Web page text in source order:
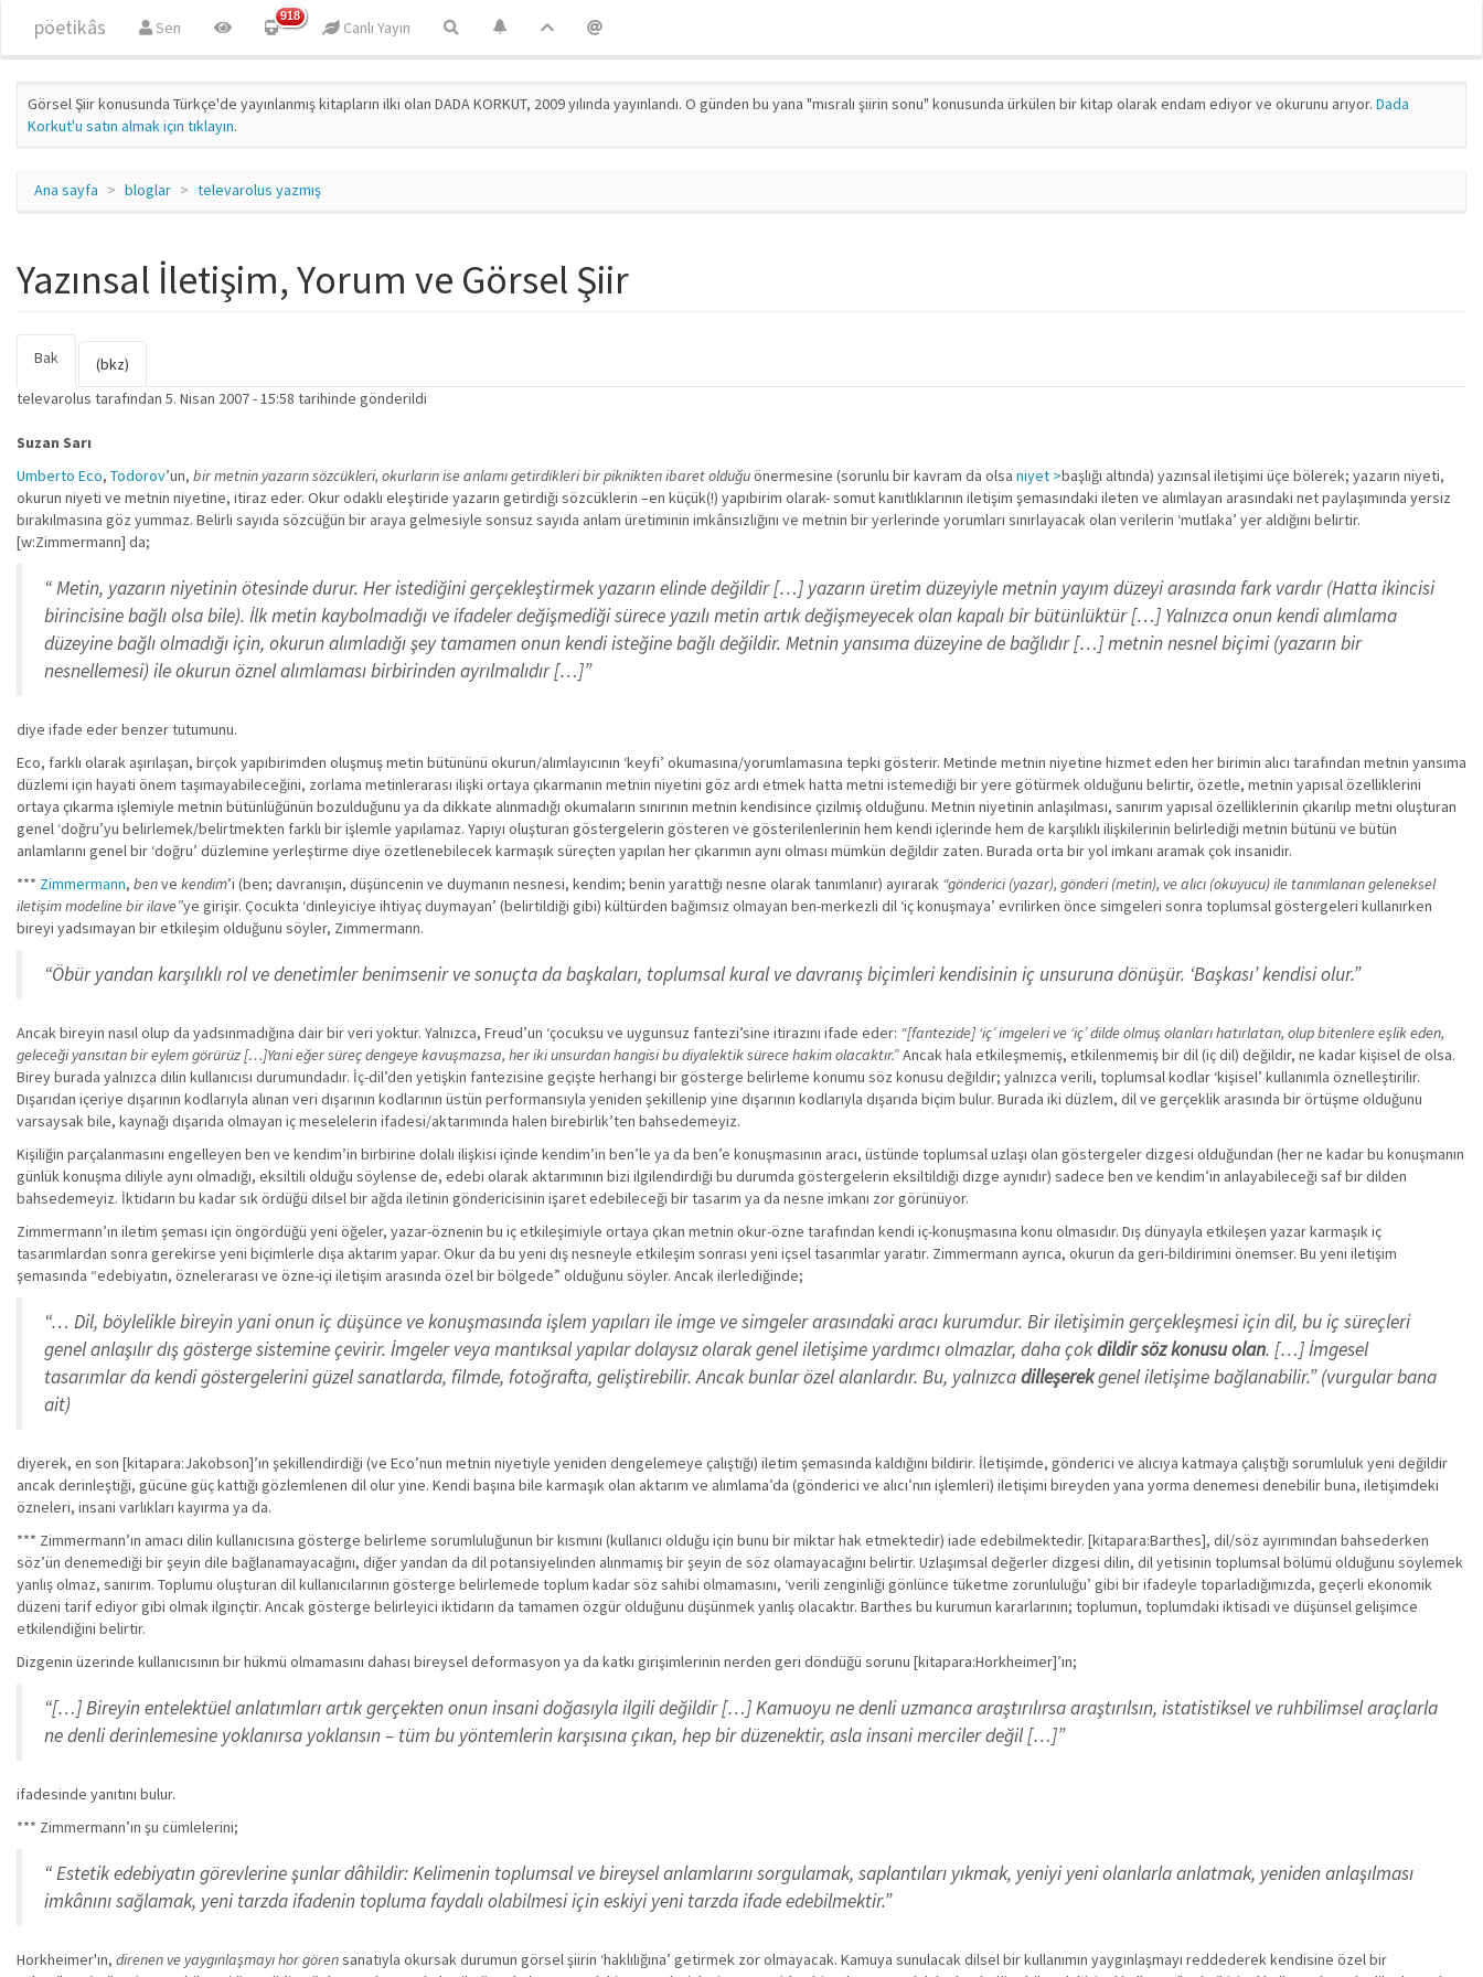
pöetikâs Sen
918
Canlı Yayın
Görsel Şiir konusunda Türkçe'de yayınlanmış kitapların ilki olan DADA KORKUT, 2009 yılında yayınlandı. O günden bu yana "mısralı şiirin sonu" konusunda ürkülen bir kitap olarak endam ediyor ve okurunu arıyor. Dada
Korkut'u satın almak için tıklayın.
Ana sayfa bloglar televarolus yazmış
Yazınsal İletişim, Yorum ve Görsel Şiir
Birincil sekmeler
Bak
sekme)
(bkz)
televarolus tarafından 5. Nisan 2007 - 15:58 tarihinde gönderildi
Suzan Sarı
Umberto Eco, Todorov’un, bir metnin yazarın sözcükleri, okurların ise anlamı getirdikleri bir piknikten ibaret olduğuönermesine (sorunlu bir kavram da olsa niyet >başlığı altında) yazınsal iletişimi üçe bölerek; yazarın niyeti,
okurun niyeti ve metnin niyetine, itiraz eder. Okur odaklı eleştiride yazarın getirdiği sözcüklerin –en küçük(!) yapıbirim olarak- somut kanıtlıklarının iletişim şemasındaki ileten ve alımlayan arasındaki net paylaşımında yersiz
bırakılmasına göz yummaz. Belirli sayıda sözcüğün bir araya gelmesiyle sonsuz sayıda anlam üretiminin imkânsızlığını ve metnin bir yerlerinde yorumları sınırlayacak olan verilerin ‘mutlaka’ yer aldığını belirtir.
[w:Zimmermann] da;
“ Metin, yazarın niyetinin ötesinde durur. Her istediğini gerçekleştirmek yazarın elinde değildir […] yazarın üretim düzeyiyle metnin yayım düzeyi arasında fark vardır (Hatta ikincisi
birincisine bağlı olsa bile). İlk metin kaybolmadığı ve ifadeler değişmediği sürece yazılı metin artık değişmeyecek olan kapalı bir bütünlüktür […] Yalnızca onun kendi alımlama
düzeyine bağlı olmadığı için, okurun alımladığı şey tamamen onun kendi isteğine bağlı değildir. Metnin yansıma düzeyine de bağlıdır […] metnin nesnel biçimi (yazarın bir
nesnellemesi) ile okurun öznel alımlaması birbirinden ayrılmalıdır […]”
diye ifade eder benzer tutumunu.
Eco, farklı olarak aşırılaşan, birçok yapıbirimden oluşmuş metin bütününü okurun/alımlayıcının ‘keyfi’ okumasına/yorumlamasına tepki gösterir. Metinde metnin niyetine hizmet eden her birimin alıcı tarafından metnin yansıma
düzlemi için hayati önem taşımayabileceğini, zorlama metinlerarası ilişki ortaya çıkarmanın metnin niyetini göz ardı etmek hatta metni istemediği bir yere götürmek olduğunu belirtir, özetle, metnin yapısal özelliklerini
ortaya çıkarma işlemiyle metnin bütünlüğünün bozulduğunu ya da dikkate alınmadığı okumaların sınırının metnin kendisince çizilmiş olduğunu. Metnin niyetinin anlaşılması, sanırım yapısal özelliklerinin çıkarılıp metni oluşturan
genel ‘doğru’yu belirlemek/belirtmekten farklı bir işlemle yapılamaz. Yapıyı oluşturan göstergelerin gösteren ve gösterilenlerinin hem kendi içlerinde hem de karşılıklı ilişkilerinin belirlediği metnin bütünü ve bütün
anlamlarını genel bir ‘doğru’ düzlemine yerleştirme diye özetlenebilecek karmaşık süreçten yapılan her çıkarımın aynı olması mümkün değildir zaten. Burada orta bir yol imkanı aramak çok insanidir.
*** Zimmermann, benve kendim’i (ben; davranışın, düşüncenin ve duymanın nesnesi, kendim; benin yarattığı nesne olarak tanımlanır) ayırarak “gönderici (yazar), gönderi (metin), ve alıcı (okuyucu) ile tanımlanan geleneksel
iletişim modeline bir ilave”ye girişir. Çocukta ‘dinleyiciye ihtiyaç duymayan’ (belirtildiği gibi) kültürden bağımsız olmayan ben-merkezli dil ‘iç konuşmaya’ evrilirken önce simgeleri sonra toplumsal göstergeleri kullanırken
bireyi yadsımayan bir etkileşim olduğunu söyler, Zimmermann.
“Öbür yandan karşılıklı rol ve denetimler benimsenir ve sonuçta da başkaları, toplumsal kural ve davranış biçimleri kendisinin iç unsuruna dönüşür. ‘Başkası’ kendisi olur.”
Ancak bireyin nasıl olup da yadsınmadığına dair bir veri yoktur. Yalnızca, Freud’un ‘çocuksu ve uygunsuz fantezi’sine itirazını ifade eder: “[fantezide] ‘iç’ imgeleri ve ‘iç’ dilde olmuş olanları hatırlatan, olup bitenlere eşlik eden,
geleceği yansıtan bir eylem görürüz […]Yani eğer süreç dengeye kavuşmazsa, her iki unsurdan hangisi bu diyalektik sürece hakim olacaktır.”Ancak hala etkileşmemiş, etkilenmemiş bir dil (iç dil) değildir, ne kadar kişisel de olsa.
Birey burada yalnızca dilin kullanıcısı durumundadır. İç-dil’den yetişkin fantezisine geçişte herhangi bir gösterge belirleme konumu söz konusu değildir; yalnızca verili, toplumsal kodlar ‘kişisel’ kullanımla öznelleştirilir.
Dışarıdan içeriye dışarının kodlarıyla alınan veri dışarının kodlarının üstün performansıyla yeniden şekillenip yine dışarının kodlarıyla dışarıda biçim bulur. Burada iki düzlem, dil ve gerçeklik arasında bir örtüşme olduğunu
varsaysak bile, kaynağı dışarıda olmayan iç meselelerin ifadesi/aktarımında halen birebirlik’ten bahsedemeyiz.
Kişiliğin parçalanmasını engelleyen ben ve kendim’in birbirine dolalı ilişkisi içinde kendim’in ben’le ya da ben’e konuşmasının aracı, üstünde toplumsal uzlaşı olan göstergeler dizgesi olduğundan (her ne kadar bu konuşmanın
günlük konuşma diliyle aynı olmadığı, eksiltili olduğu söylense de, edebi olarak aktarımının bizi ilgilendirdiği bu durumda göstergelerin eksiltildiği dizge aynıdır) sadece ben ve kendim’in anlayabileceği saf bir dilden
bahsedemeyiz. İktidarın bu kadar sık ördüğü dilsel bir ağda iletinin göndericisinin işaret edebileceği bir tasarım ya da nesne imkanı zor görünüyor.
Zimmermann’ın iletim şeması için öngördüğü yeni öğeler, yazar-öznenin bu iç etkileşimiyle ortaya çıkan metnin okur-özne tarafından kendi iç-konuşmasına konu olmasıdır. Dış dünyayla etkileşen yazar karmaşık iç
tasarımlardan sonra gerekirse yeni biçimlerle dışa aktarım yapar. Okur da bu yeni dış nesneyle etkileşim sonrası yeni içsel tasarımlar yaratır. Zimmermann ayrıca, okurun da geri-bildirimini önemser. Bu yeni iletişim
şemasında “edebiyatın, öznelerarası ve özne-içi iletişim arasında özel bir bölgede” olduğunu söyler. Ancak ilerlediğinde;
“… Dil, böylelikle bireyin yani onun iç düşünce ve konuşmasında işlem yapıları ile imge ve simgeler arasındaki aracı kurumdur. Bir iletişimin gerçekleşmesi için dil, bu iç süreçleri
genel anlaşılır dış gösterge sistemine çevirir. İmgeler veya mantıksal yapılar dolaysız olarak genel iletişime yardımcı olmazlar, daha çokdildir söz konusu olan. […] İmgesel
tasarımlar da kendi göstergelerini güzel sanatlarda, filmde, fotoğrafta, geliştirebilir. Ancak bunlar özel alanlardır. Bu, yalnızcadilleşerekgenel iletişime bağlanabilir.” (vurgular bana
ait)
diyerek, en son [kitapara:Jakobson]’ın şekillendirdiği (ve Eco’nun metnin niyetiyle yeniden dengelemeye çalıştığı) iletim şemasında kaldığını bildirir. İletişimde, gönderici ve alıcıya katmaya çalıştığı sorumluluk yeni değildir
ancak derinleştiği, gücüne güç kattığı gözlemlenen dil olur yine. Kendi başına bile karmaşık olan aktarım ve alımlama’da (gönderici ve alıcı’nın işlemleri) iletişimi bireyden yana yorma denemesi denebilir buna, iletişimdeki
özneleri, insani varlıkları kayırma ya da.
*** Zimmermann’ın amacı dilin kullanıcısına gösterge belirleme sorumluluğunun bir kısmını (kullanıcı olduğu için bunu bir miktar hak etmektedir) iade edebilmektedir. [kitapara:Barthes], dil/söz ayırımından bahsederken
söz’ün denemediği bir şeyin dile bağlanamayacağını, diğer yandan da dil potansiyelinden alınmamış bir şeyin de söz olamayacağını belirtir. Uzlaşımsal değerler dizgesi dilin, dil yetisinin toplumsal bölümü olduğunu söylemek
yanlış olmaz, sanırım. Toplumu oluşturan dil kullanıcılarının gösterge belirlemede toplum kadar söz sahibi olmamasını, ‘verili zenginliği gönlünce tüketme zorunluluğu’ gibi bir ifadeyle toparladığımızda, geçerli ekonomik
düzeni tarif ediyor gibi olmak ilginçtir. Ancak gösterge belirleyici iktidarın da tamamen özgür olduğunu düşünmek yanlış olacaktır. Barthes bu kurumun kararlarının; toplumun, toplumdaki iktisadi ve düşünsel gelişimce
etkilendiğini belirtir.
Dizgenin üzerinde kullanıcısının bir hükmü olmamasını dahası bireysel deformasyon ya da katkı girişimlerinin nerden geri döndüğü sorunu [kitapara:Horkheimer]’ın;
“[…] Bireyin entelektüel anlatımları artık gerçekten onun insani doğasıyla ilgili değildir […] Kamuoyu ne denli uzmanca araştırılırsa araştırılsın, istatistiksel ve ruhbilimsel araçlarla
ne denli derinlemesine yoklanırsa yoklansın – tüm bu yöntemlerin karşısına çıkan, hep bir düzenektir, asla insani merciler değil […]”
ifadesinde yanıtını bulur.
*** Zimmermann’ın şu cümlelerini;
“ Estetik edebiyatın görevlerine şunlar dâhildir: Kelimenin toplumsal ve bireysel anlamlarını sorgulamak, saplantıları yıkmak, yeniyi yeni olanlarla anlatmak, yeniden anlaşılması
imkânını sağlamak, yeni tarzda ifadenin topluma faydalı olabilmesi için eskiyi yeni tarzda ifade edebilmektir.”
Horkheimer'ın, direnen ve yaygınlaşmayı hor görensanatıyla okursak durumun görsel şiirin ‘haklılığına’ getirmek zor olmayacak. Kamuya sunulacak dilsel bir kullanımın yaygınlaşmayı reddederek kendisine özel bir